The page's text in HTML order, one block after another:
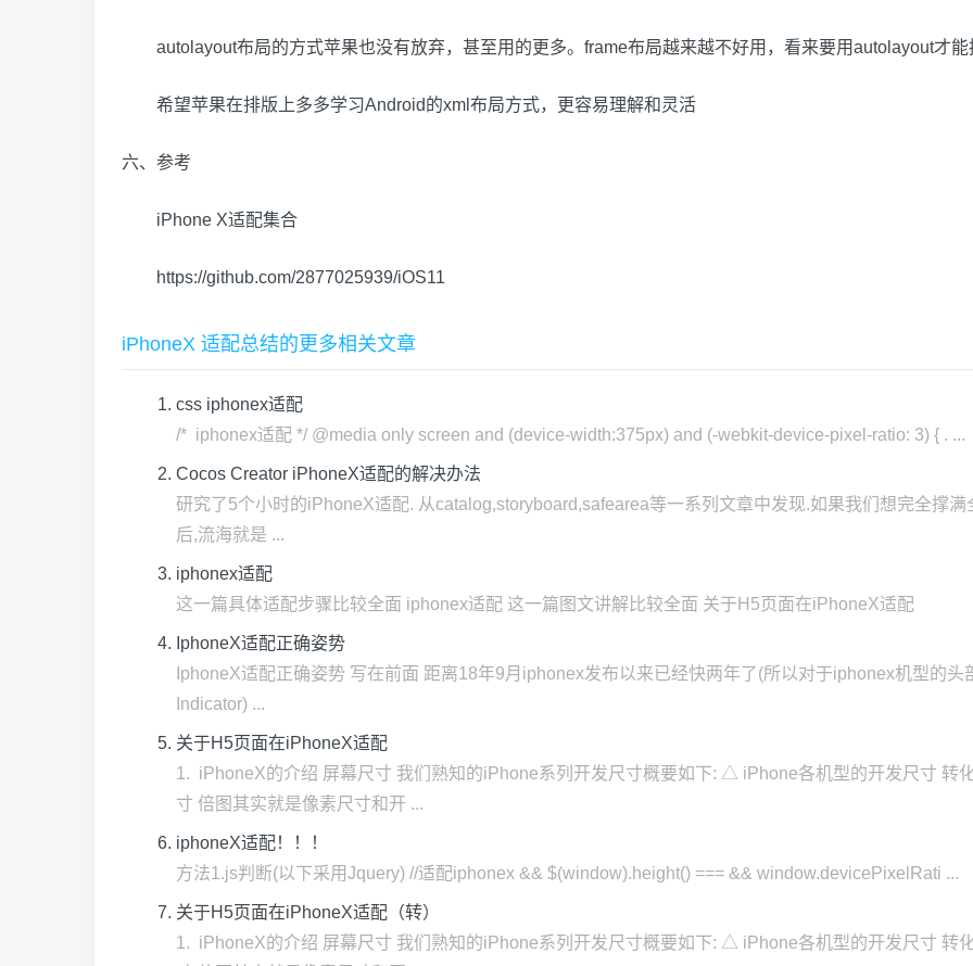
autolayout布局的方式苹果也没有放弃，甚至用的更多。frame布局越来越不好用，看来要用autolayout才能
希望苹果在排版上多多学习Android的xml布局方式，更容易理解和灵活
六、参考
iPhone X适配集合
https://github.com/2877025939/iOS11
iPhoneX 适配总结的更多相关文章
css iphonex适配
/* iphonex适配 */ @media only screen and (device-width:375px) and (-webkit-device-pixel-ratio: 3) { . ...
Cocos Creator iPhoneX适配的解决办法
研究了5个小时的iPhoneX适配. 从catalog,storyboard,safearea等一系列文章中发现.如果我们想完全撑
后,流海就是 ...
iphonex适配
这一篇具体适配步骤比较全面 iphonex适配 这一篇图文讲解比较全面 关于H5页面在iPhoneX适配
IphoneX适配正确姿势
IphoneX适配正确姿势 写在前面 距离18年9月iphonex发布以来已经快两年了(所以对于iphonex机型的
Indicator) ...
关于H5页面在iPhoneX适配
​1. iPhoneX的介绍 屏幕尺寸 我们熟知的iPhone系列开发尺寸概要如下: △ iPhone各机型的开发尺寸 转
寸 倍图其实就是像素尺寸和开 ...
iphoneX适配！！！
方法1.js判断(以下采用Jquery) //适配iphonex && $(window).height() === && window.devicePixelRati ...
关于H5页面在iPhoneX适配（转）
​1. iPhoneX的介绍 屏幕尺寸 我们熟知的iPhone系列开发尺寸概要如下: △ iPhone各机型的开发尺寸 转